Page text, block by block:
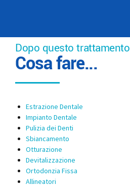
Dopo questo trattamento
Cosa fare...
Estrazione Dentale
Impianto Dentale
Pulizia dei Denti
Sbiancamento
Otturazione
Devitalizzazione
Ortodonzia Fissa
Allineatori